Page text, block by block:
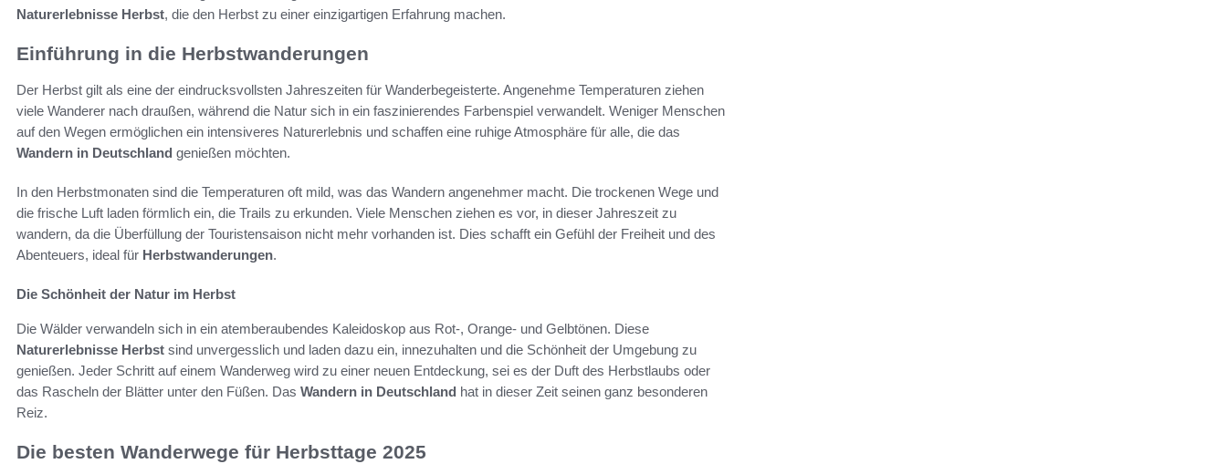
Naturerlebnisse Herbst, die den Herbst zu einer einzigartigen Erfahrung machen.
Einführung in die Herbstwanderungen
Der Herbst gilt als eine der eindrucksvollsten Jahreszeiten für Wanderbegeisterte. Angenehme Temperaturen ziehen
viele Wanderer nach draußen, während die Natur sich in ein faszinierendes Farbenspiel verwandelt. Weniger Menschen
auf den Wegen ermöglichen ein intensiveres Naturerlebnis und schaffen eine ruhige Atmosphäre für alle, die das
Wandern in Deutschland genießen möchten.
In den Herbstmonaten sind die Temperaturen oft mild, was das Wandern angenehmer macht. Die trockenen Wege und
die frische Luft laden förmlich ein, die Trails zu erkunden. Viele Menschen ziehen es vor, in dieser Jahreszeit zu
wandern, da die Überfüllung der Touristensaison nicht mehr vorhanden ist. Dies schafft ein Gefühl der Freiheit und des
Abenteuers, ideal für Herbstwanderungen.
Die Schönheit der Natur im Herbst
Die Wälder verwandeln sich in ein atemberaubendes Kaleidoskop aus Rot-, Orange- und Gelbtönen. Diese
Naturerlebnisse Herbst sind unvergesslich und laden dazu ein, innezuhalten und die Schönheit der Umgebung zu
genießen. Jeder Schritt auf einem Wanderweg wird zu einer neuen Entdeckung, sei es der Duft des Herbstlaubs oder
das Rascheln der Blätter unter den Füßen. Das Wandern in Deutschland hat in dieser Zeit seinen ganz besonderen
Reiz.
Die besten Wanderwege für Herbsttage 2025